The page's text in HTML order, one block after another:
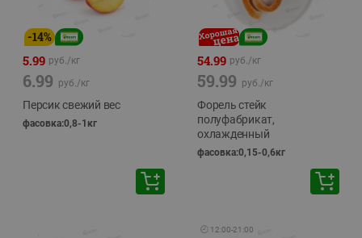
-14%
5.99 руб./кг
6.99 руб./кг
Персик свежий вес
фасовка:0,8-1кг
54.99 руб./кг
59.99 руб./кг
Форель стейк
полуфабрикат,
охлажденный
фасовка:0,15-0,6кг
🕘 12:00-21:00